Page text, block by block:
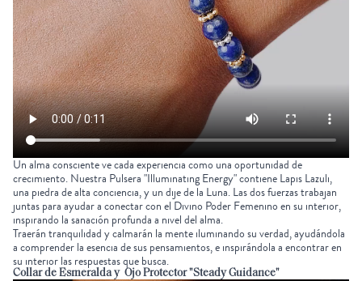
Un alma consciente ve cada experiencia como una oportunidad de
crecimiento. Nuestra Pulsera "Illuminating Energy"contiene Lapis Lazuli,
una piedra de alta conciencia, y un dije de la Luna. Las dos fuerzas trabajan
juntas para ayudar a conectar con el Divino Poder Femeninoen su interior,
inspirando la sanación profunda a nivel del alma.
Traerán tranquilidad y calmarán la mente iluminando su verdad, ayudándola
a comprender la esencia de sus pensamientos, e inspirándola a encontrar en
su interior las respuestas que busca.
Collar de Esmeralda y Ojo Protector "Steady Guidance"